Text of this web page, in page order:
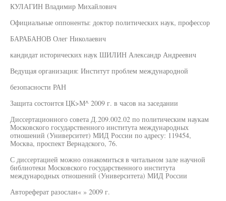
КУЛАГИН Владимир Михайлович
Официальные оппоненты: доктор политических наук, профессор
БАРАБАНОВ Олег Николаевич
кандидат исторических наук ШИЛИН Александр Андреевич
Ведущая организация: Институт проблем международной
безопасности РАН
Защита состоится ЦК>М^ 2009 г. в часов на заседании
Диссертационного совета Д.209.002.02 по политическим наукам
Московского государственного института международных
отношений (Университет) МИД России по адресу: 119454,
Москва, проспект Вернадского, 76.
С диссертацией можно ознакомиться в читальном зале научной
библиотеки Московского государственного института
международных отношений (Университета) МИД России
Автореферат разослан« » 2009 г.